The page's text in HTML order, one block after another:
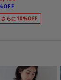
状況をメルマガにて
さらに10%OFF